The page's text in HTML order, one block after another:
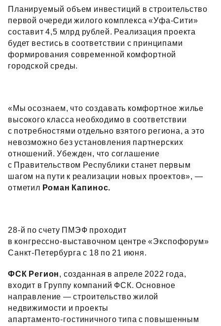
Планируемый объем инвестиций в строительство
первой очереди жилого комплекса «Уфа‑Сити»
составит 4,5 млрд рублей. Реализация проекта
будет вестись в соответствии с принципами
формирования современной комфортной
городской среды.
«Мы осознаем, что создавать комфортное жилье
высокого класса необходимо в соответствии
с потребностями отдельно взятого региона, а это
невозможно без установления партнерских
отношений. Убежден, что соглашение
с Правительством Республики станет первым
шагом на пути к реализации новых проектов», —
отметил Роман Капинос.
28‑й по счету ПМЭФ проходит
в конгрессно‑выставочном центре «Экспофорум»
Санкт‑Петербурга с 18 по 21 июня.
ФСК Регион, созданная в апреле 2022 года,
входит в Группу компаний ФСК. Основное
направление — строительство жилой
недвижимости и проекты
апартаменто‑гостиничного типа с повышенным